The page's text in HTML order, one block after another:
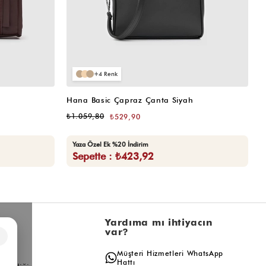
4
Hana Basic Çapraz Çanta Siyah
₺529,90
₺1.059,80
Yaza Özel Ek %20 İndirim
Sepette : ₺423,92
Yardıma mı ihtiyacın
var?
Müşteri Hizmetleri WhatsApp
Hattı